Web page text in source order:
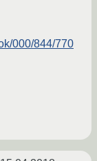
000/844/770